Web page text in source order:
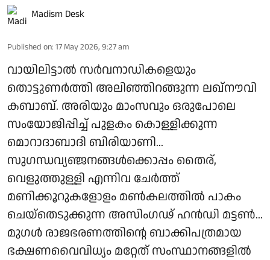
Madism Desk
Published on: 17 May 2026, 9:27 am
വായിലിട്ടാൽ സർവനാഡികളെയും
തൊട്ടുണർത്തി അലിഞ്ഞിറങ്ങുന്ന ലഖ്‌നൗവി
കബാബ്. അരിയും മാംസവും ഒരുപോലെ
സംയോജിപ്പിച്ച് പുളകം കൊള്ളിക്കുന്ന
മൊറാദാബാദി ബിരിയാണി...
സുഗന്ധവ്യഞ്ജനങ്ങൾക്കൊപ്പം തൈര്,
വെളുത്തുള്ളി എന്നിവ ചേർത്ത്
മണിക്കൂറുകളോളം മൺകലത്തിൽ പാകം
ചെയ്തെടുക്കുന്ന അസിംഗഢ് ഹൻഡി മട്ടൺ...
മുഗൾ രാജഭരണത്തിന്റെ ബാക്കിപത്രമായ
ഭക്ഷണവൈവിധ്യം മറ്റേത് സംസ്ഥാനങ്ങളിൽ